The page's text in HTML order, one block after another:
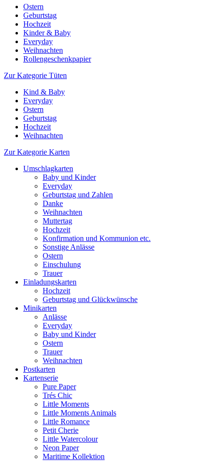
Ostern
Geburtstag
Hochzeit
Kinder & Baby
Everyday
Weihnachten
Rollengeschenkpapier
Zur Kategorie Tüten
Kind & Baby
Everyday
Ostern
Geburtstag
Hochzeit
Weihnachten
Zur Kategorie Karten
Umschlagkarten
Baby und Kinder
Everyday
Geburtstag und Zahlen
Danke
Weihnachten
Muttertag
Hochzeit
Konfirmation und Kommunion etc.
Sonstige Anlässe
Ostern
Einschulung
Trauer
Einladungskarten
Hochzeit
Geburtstag und Glückwünsche
Minikarten
Anlässe
Everyday
Baby und Kinder
Ostern
Trauer
Weihnachten
Postkarten
Kartenserie
Pure Paper
Trés Chic
Little Moments
Little Moments Animals
Little Romance
Petit Cherie
Little Watercolour
Neon Paper
Maritime Kollektion